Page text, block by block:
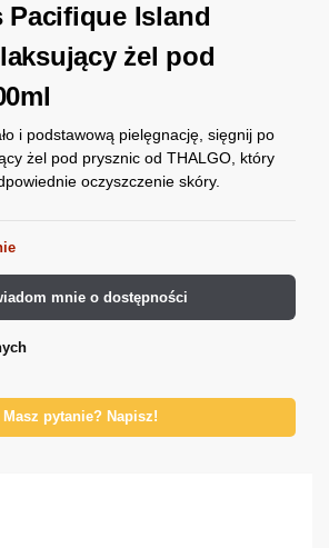
Pacifique Island
żel pod
i podstawową pielęgnację, sięgnij po
żel pod prysznic od THALGO, który
oczyszczenie skóry.
mnie o dostępności
Masz pytanie? Napisz!